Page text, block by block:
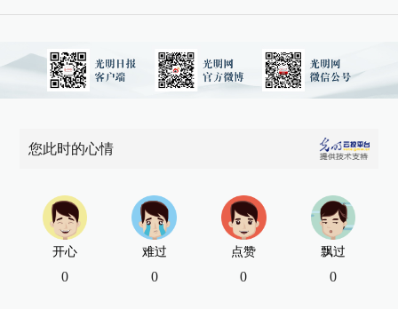
您此时的心情
开心
0
难过
0
点赞
0
飘过
0